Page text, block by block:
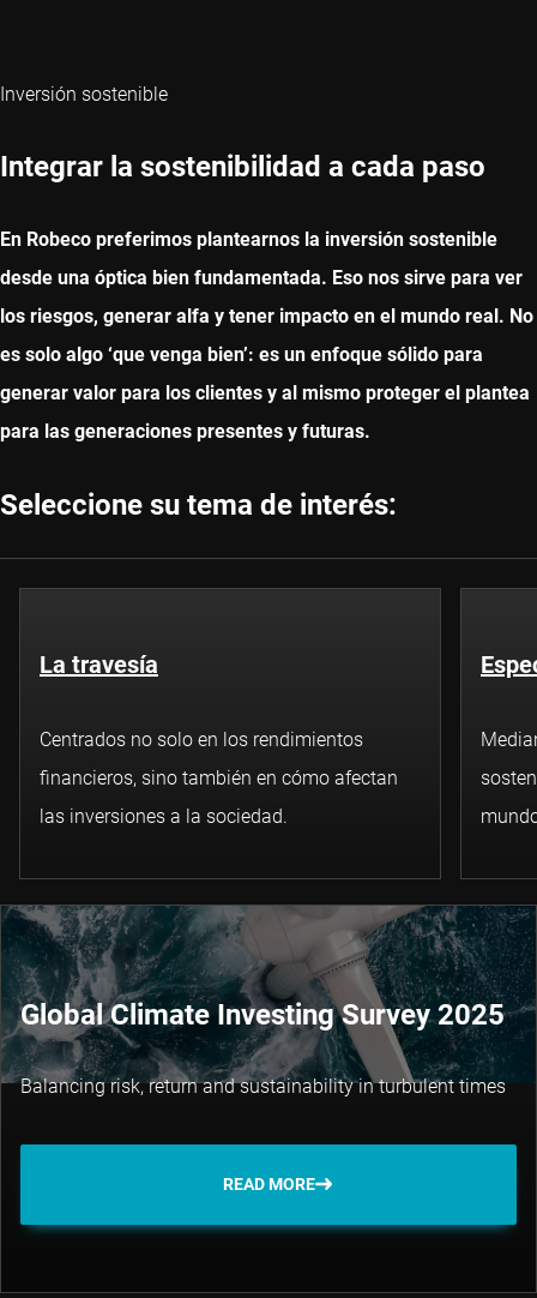
Inversión sostenible
Integrar la sostenibilidad a cada paso
En Robeco preferimos plantearnos la inversión sostenible
desde una óptica bien fundamentada. Eso nos sirve para ver
los riesgos, generar alfa y tener impacto en el mundo real. No
es solo algo ‘que venga bien’: es un enfoque sólido para
generar valor para los clientes y al mismo proteger el plantea
para las generaciones presentes y futuras.
Seleccione su tema de interés:
La travesía
Centrados no solo en los rendimientos
financieros, sino también en cómo afectan
las inversiones a la sociedad.
Global Climate Investing Survey 2025
Balancing risk, return and sustainability in turbulent times
READ MORE